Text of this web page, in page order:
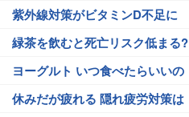
紫外線対策がビタミンD不足に
緑茶を飲むと死亡リスク低まる?
ヨーグルト いつ食べたらいいの
休みだが疲れる 隠れ疲労対策は